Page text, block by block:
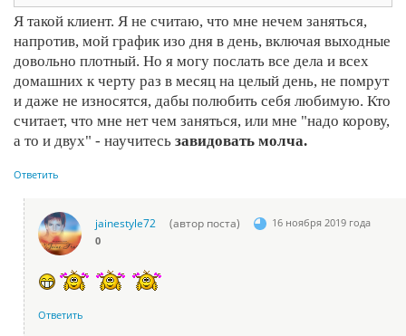
Я такой клиент. Я не считаю, что мне нечем заняться,
напротив, мой график изо дня в день, включая выходные
довольно плотный. Но я могу послать все дела и всех
домашних к черту раз в месяц на целый день, не помрут
и даже не износятся, дабы полюбить себя любимую. Кто
считает, что мне нет чем заняться, или мне "надо корову,
а то и двух" - научитесь завидовать молча.
Ответить
jainestyle72 (автор поста)
16 ноября 2019 года
0
Ответить